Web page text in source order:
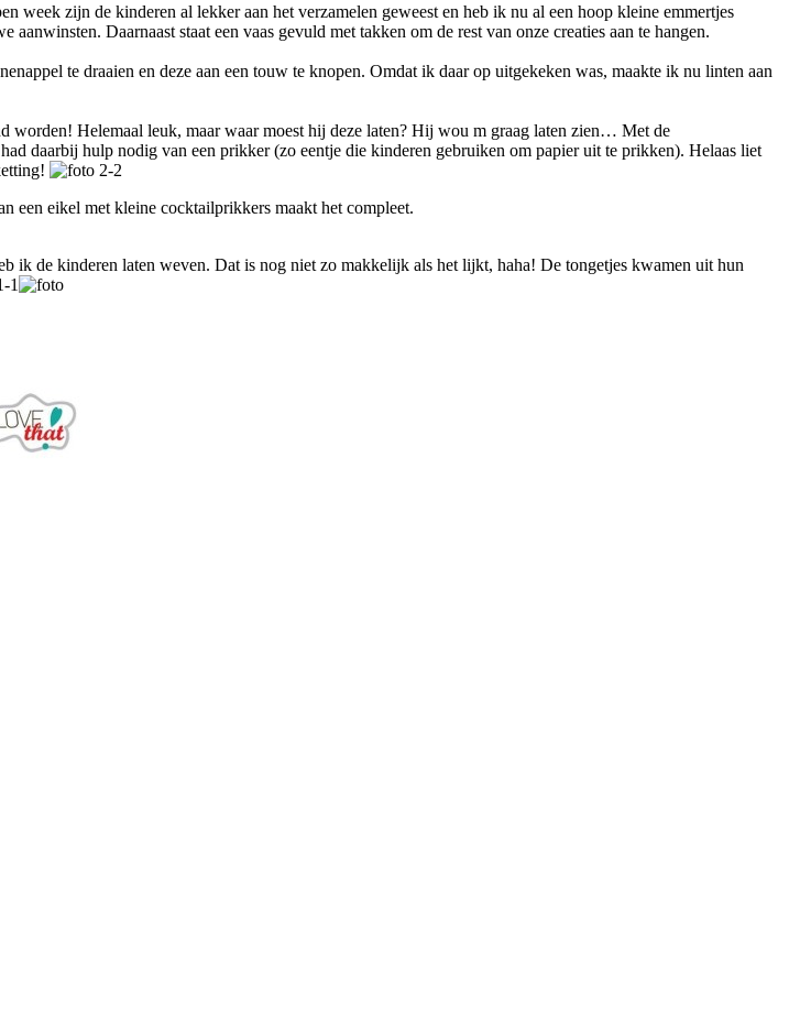
week zijn de kinderen al lekker aan het verzamelen geweest en heb ik nu al een hoop kleine emmertjes
Daarnaast staat een vaas gevuld met takken om de rest van onze creaties aan te hangen.
te draaien en deze aan een touw te knopen. Omdat ik daar op uitgekeken was, maakte ik nu linten aan
worden! Helemaal leuk, maar waar moest hij deze laten? Hij wou m graag laten zien… Met de
daarbij hulp nodig van een prikker (zo eentje die kinderen gebruiken om papier uit te prikken). Helaas liet
een eikel met kleine cocktailprikkers maakt het compleet.
de kinderen laten weven. Dat is nog niet zo makkelijk als het lijkt, haha! De tongetjes kwamen uit hun